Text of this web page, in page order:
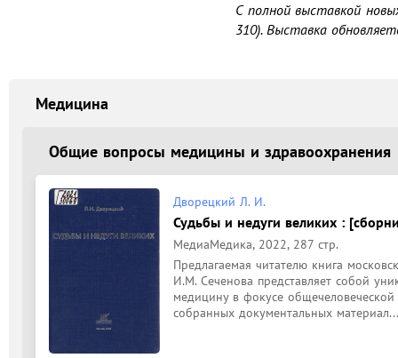
С полной выставкой
310). Выставка
Медицина
Общие вопросы медицины и здравоохранения
Дворецкий Л. И.
Судьбы и недуги великих :
МедиаМедика, 2022, 287 стр.
Предлагаемая читателю книга
И.М. Сеченова представляет собой
медицину в фокусе
собранных документальных материал...